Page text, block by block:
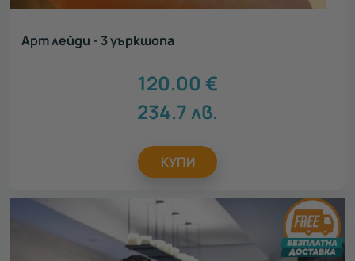
Арт лейди - 3 уъркшопа
120.00 €
234.7лв.
КУПИ